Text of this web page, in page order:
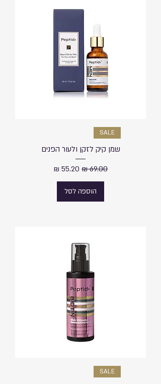
SALE
שמן קיק לזקן ולעור הפנים
מחיר רגיל מחיר מבצע
הוספה לסל
SALE